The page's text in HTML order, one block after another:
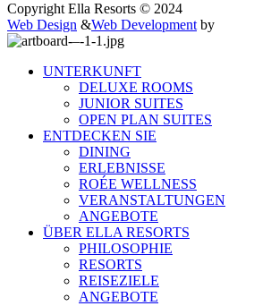
Copyright Ella Resorts © 2024
Web Design &Web Development by
UNTERKUNFT
DELUXE ROOMS
JUNIOR SUITES
OPEN PLAN SUITES
ENTDECKEN SIE
DINING
ERLEBNISSE
ROÉE WELLNESS
VERANSTALTUNGEN
ANGEBOTE
ÜBER ELLA RESORTS
PHILOSOPHIE
RESORTS
REISEZIELE
ANGEBOTE